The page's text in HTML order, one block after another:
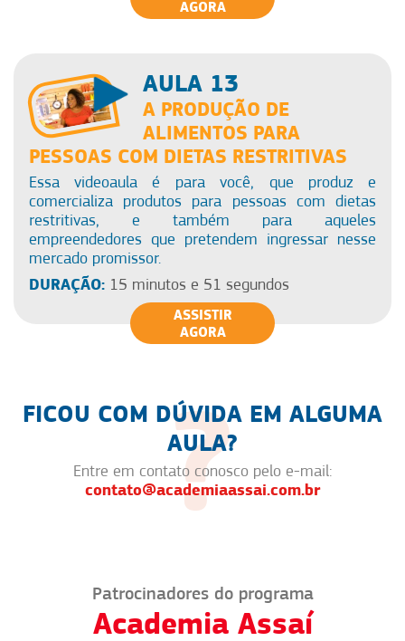
AGORA
AULA 13
A PRODUÇÃO DE
ALIMENTOS PARA
PESSOAS COM DIETAS RESTRITIVAS
Essa videoaula é para você, que produz e
comercializa produtos para pessoas com dietas
restritivas, e também para aqueles
empreendedores que pretendem ingressar nesse
mercado promissor.
DURAÇÃO:15 minutos e 51 segundos
ASSISTIR
AGORA
FICOU COM DÚVIDA EM ALGUMA
AULA?
Entre em contato conosco pelo e-mail:
contato@academiaassai.com.br
Patrocinadores do programa
Academia Assaí